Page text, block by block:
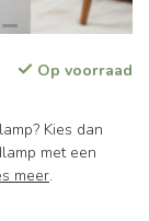
Op voorraad
Kies dan
met een
meer.